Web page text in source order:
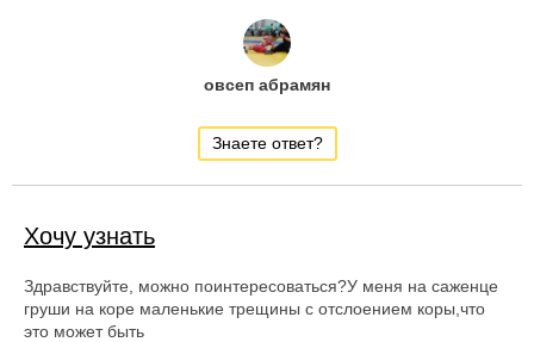
овсеп абрамян
Знаете ответ?
Хочу узнать
Здравствуйте, можно поинтересоваться?У меня на саженце
груши на коре маленькие трещины с отслоением коры,что
это может быть